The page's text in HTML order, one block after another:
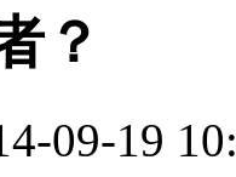
？
09-19